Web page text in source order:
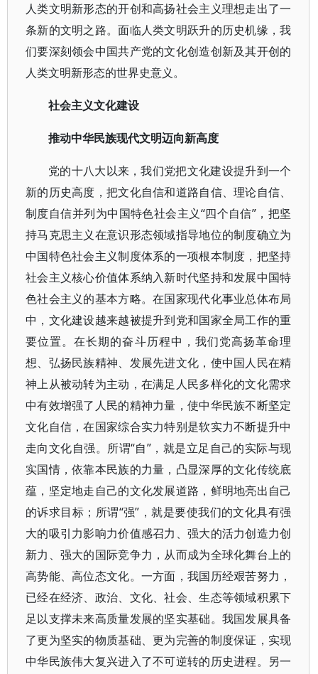
人类文明新形态的开创和高扬社会主义理想走出了一
条新的文明之路。面临人类文明跃升的历史机缘，我
们要深刻领会中国共产党的文化创造创新及其开创的
人类文明新形态的世界史意义。
社会主义文化建设
推动中华民族现代文明迈向新高度
党的十八大以来，我们党把文化建设提升到一个
新的历史高度，把文化自信和道路自信、理论自信、
制度自信并列为中国特色社会主义“四个自信”，把坚
持马克思主义在意识形态领域指导地位的制度确立为
中国特色社会主义制度体系的一项根本制度，把坚持
社会主义核心价值体系纳入新时代坚持和发展中国特
色社会主义的基本方略。在国家现代化事业总体布局
中，文化建设越来越被提升到党和国家全局工作的重
要位置。在长期的奋斗历程中，我们党高扬革命理
想、弘扬民族精神、发展先进文化，使中国人民在精
神上从被动转为主动，在满足人民多样化的文化需求
中有效增强了人民的精神力量，使中华民族不断坚定
文化自信，在国家综合实力特别是软实力不断提升中
走向文化自强。所谓“自”，就是立足自己的实际与现
实国情，依靠本民族的力量，凸显深厚的文化传统底
蕴，坚定地走自己的文化发展道路，鲜明地亮出自己
的诉求目标；所谓“强”，就是要使我们的文化具有强
大的吸引力影响力价值感召力、强大的活力创造力创
新力、强大的国际竞争力，从而成为全球化舞台上的
高势能、高位态文化。一方面，我国历经艰苦努力，
已经在经济、政治、文化、社会、生态等领域积累下
足以支撑未来高质量发展的坚实基础。我国发展具备
了更为坚实的物质基础、更为完善的制度保证，实现
中华民族伟大复兴进入了不可逆转的历史进程。另一